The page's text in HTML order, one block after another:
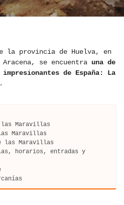
la provincia de Huelva, en
se encuentra una de
de España: La
.
Maravillas
Maravillas
las Maravillas
horarios, entradas y